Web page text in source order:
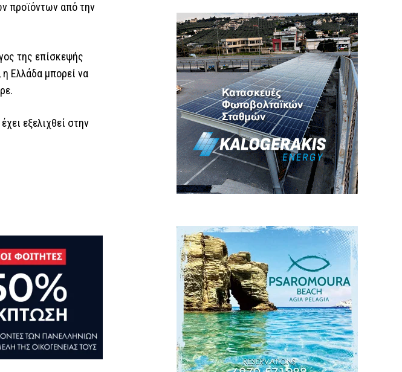
προϊόντων από την
της επίσκεψής
Ελλάδα μπορεί να
εξελιχθεί στην